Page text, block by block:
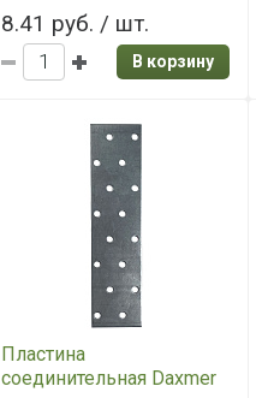
8.41 руб. / шт.
В корзину
Пластина
соединительная Daxmer